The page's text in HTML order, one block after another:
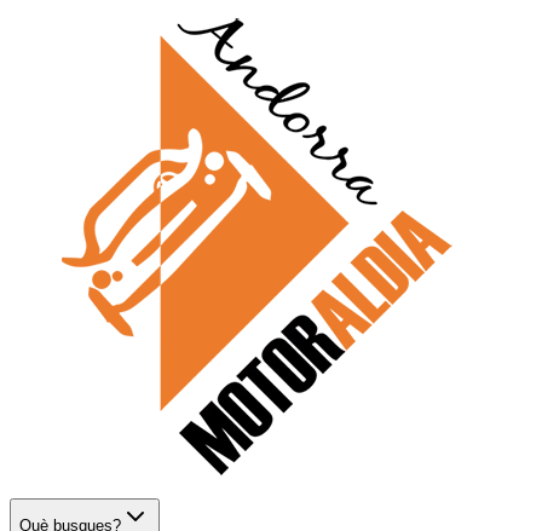
Què busques?